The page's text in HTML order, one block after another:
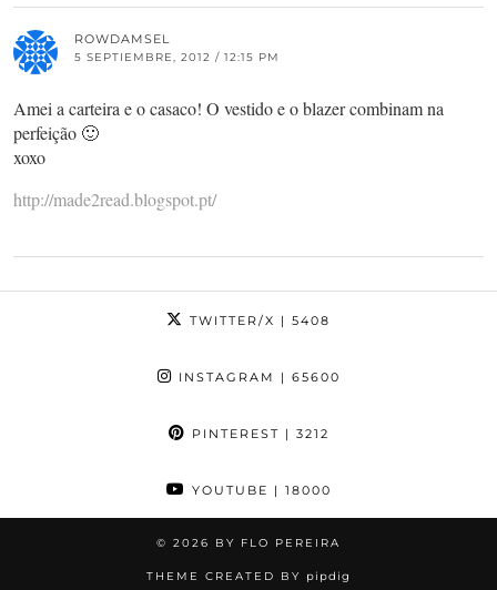
ROWDAMSEL
5 SEPTIEMBRE, 2012 / 12:15 PM
Amei a carteira e o casaco! O vestido e o blazer combinam na
perfeição 🙂
xoxo
http://made2read.blogspot.pt/
TWITTER/X | 5408
INSTAGRAM | 65600
PINTEREST | 3212
YOUTUBE | 18000
© 2026 BY FLO PEREIRA
THEME CREATED BY pipdig